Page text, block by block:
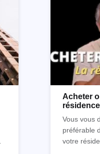
Acheter
Vous vous
préférable
votre